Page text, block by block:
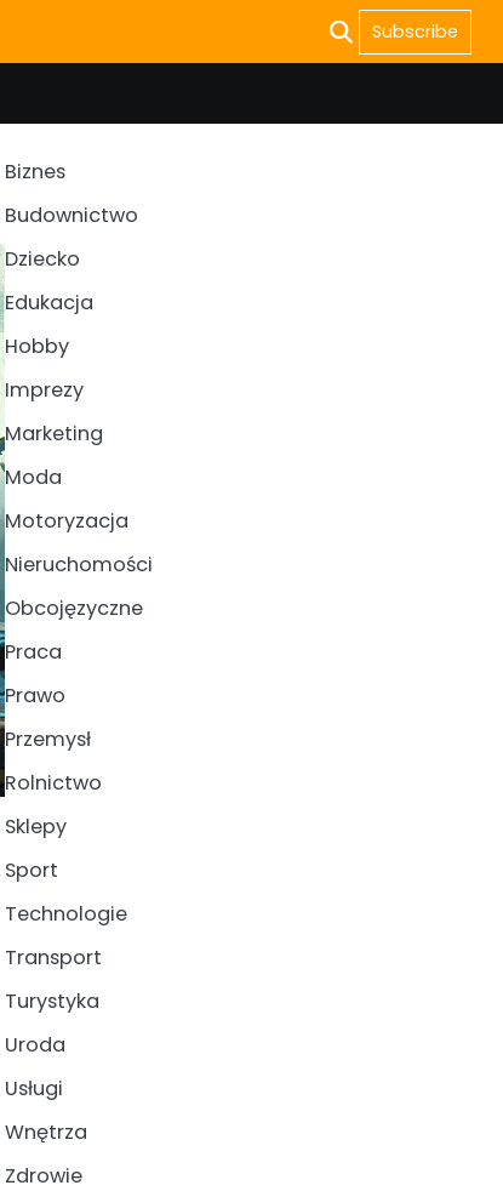
Subscribe
Biznes
Budownictwo
Dziecko
Edukacja
Hobby
Imprezy
Marketing
Moda
Motoryzacja
Nieruchomości
Obcojęzyczne
Praca
Prawo
Przemysł
Rolnictwo
Sklepy
Sport
Technologie
Transport
Turystyka
Uroda
Usługi
Wnętrza
Zdrowie